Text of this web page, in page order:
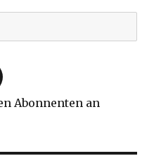
Abonnenten an